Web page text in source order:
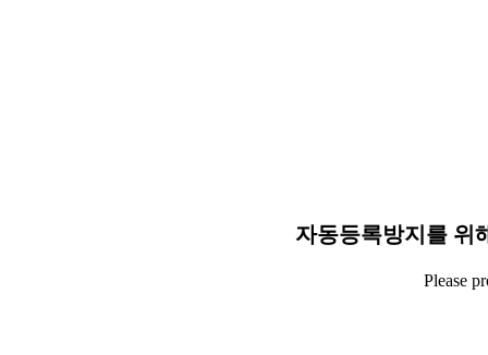
자동등록방지를 위
Please